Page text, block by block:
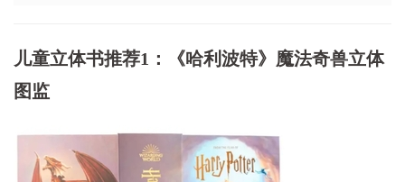
儿童立体书推荐1：《哈利波特》魔法奇兽立体
图监